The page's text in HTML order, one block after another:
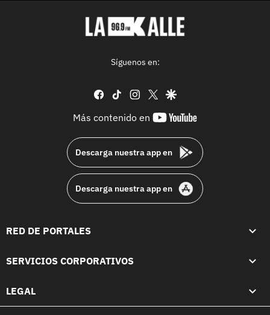
Síguenos en:
facebook
tiktok instagram
twittergoogle
Más contenido en
youtube-
Descarga nuestra app en
Descarga nuestra app en
RED DE PORTALES
SERVICIOS CORPORATIVOS
LEGAL